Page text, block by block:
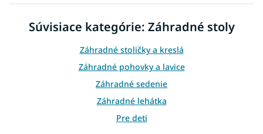
á
d
a
i
e
p
r
v
k
y
Súvisiace kategórie: Záhradné stoly
Záhradné stoličky a kreslá
Záhradné pohovky a lavice
Záhradné sedenie
Záhradné lehátka
Pre deti